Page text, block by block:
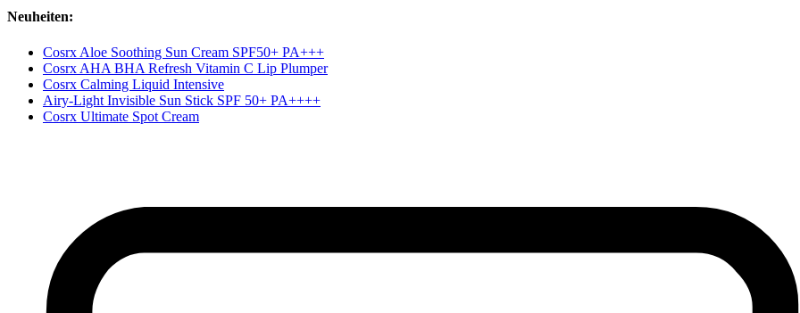
Neuheiten:
Cosrx Aloe Soothing Sun Cream SPF50+ PA+++
Cosrx AHA BHA Refresh Vitamin C Lip Plumper
Cosrx Calming Liquid Intensive
Airy-Light Invisible Sun Stick SPF 50+ PA++++
Cosrx Ultimate Spot Cream